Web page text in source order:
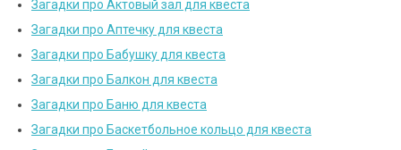
Загадки про Актовый зал для квеста
Загадки про Аптечку для квеста
Загадки про Бабушку для квеста
Загадки про Балкон для квеста
Загадки про Баню для квеста
Загадки про Баскетбольное кольцо для квеста